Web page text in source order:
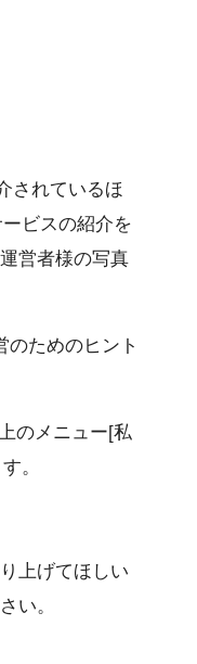
されているほ
ビスの紹介を
営者様の写真
のためのヒント
のメニュー[私
。
上げてほしい
い。